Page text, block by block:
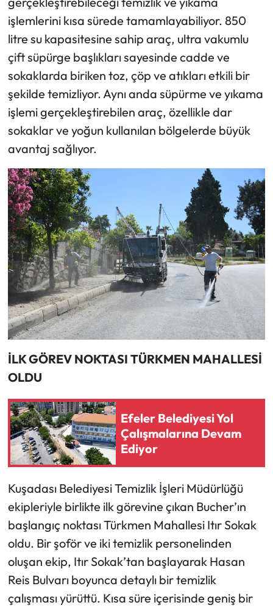
işlemlerini kısa sürede tamamlayabiliyor. 850
litre su kapasitesine sahip araç, ultra vakumlu
çift süpürge başlıkları sayesinde cadde ve
sokaklarda biriken toz, çöp ve atıkları etkili bir
şekilde temizliyor. Aynı anda süpürme ve yıkama
işlemi gerçekleştirebilen araç, özellikle dar
sokaklar ve yoğun kullanılan bölgelerde büyük
avantaj sağlıyor.
İLK GÖREV NOKTASI TÜRKMEN MAHALLESİ
OLDU
Efeler Belediyesi Yol
Çalışmalarına Devam
Ediyor
Kuşadası Belediyesi Temizlik İşleri Müdürlüğü
ekipleriyle birlikte ilk görevine çıkan Bucher’ın
başlangıç noktası Türkmen Mahallesi Itır Sokak
oldu. Bir şoför ve iki temizlik personelinden
oluşan ekip, Itır Sokak’tan başlayarak Hasan
Reis Bulvarı boyunca detaylı bir temizlik
çalışması yürüttü. Kısa süre içerisinde geniş bir